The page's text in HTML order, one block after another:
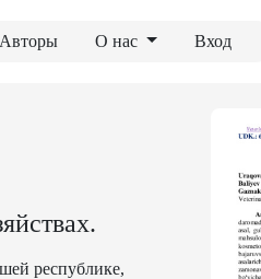
Авторы О нас Вход
республике,